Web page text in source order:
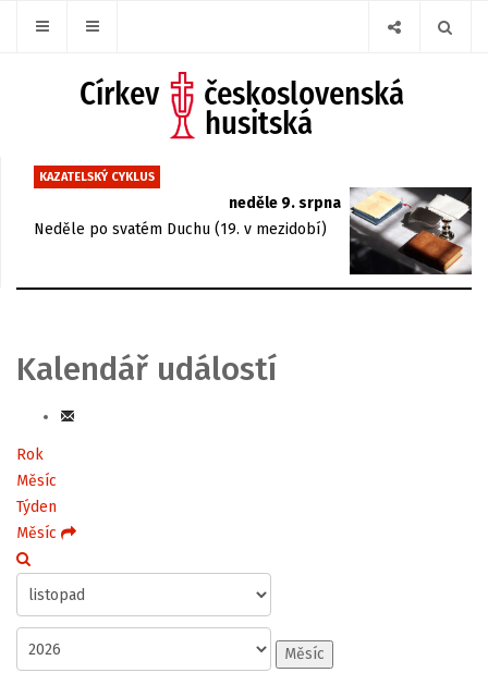
KAZATELSKÝ CYKLUS
neděle 9. srpna
Neděle po svatém Duchu (19. v mezidobí)
Kalendář událostí
Rok
Měsíc
Týden
Měsíc
Měsíc